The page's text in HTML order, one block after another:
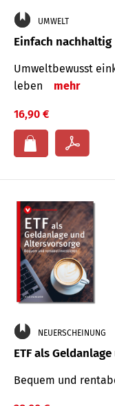
UMWELT
Einfach nachhaltig
Umweltbewusst
leben
mehr
16,90 €
NEUERSCHEINUNG
ETF als
Bequem und